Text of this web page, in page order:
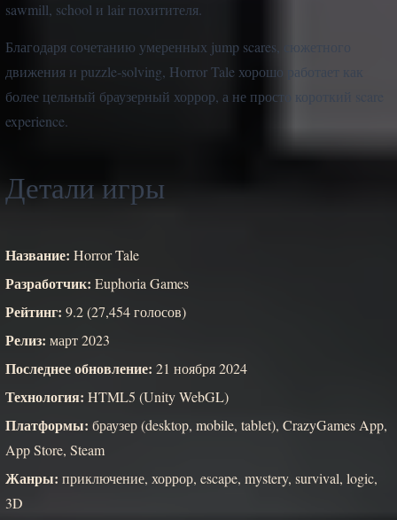
sawmill, school и lair похитителя.
Благодаря сочетанию умеренных jump scares, сюжетного
движения и puzzle-solving, Horror Tale хорошо работает как
более цельный браузерный хоррор, а не просто короткий scare
experience.
Детали игры
Название: Horror Tale
Разработчик: Euphoria Games
Рейтинг: 9.2 (27,454 голосов)
Релиз: март 2023
Последнее обновление: 21 ноября 2024
Технология: HTML5 (Unity WebGL)
Платформы: браузер (desktop, mobile, tablet), CrazyGames App,
App Store, Steam
Жанры: приключение, хоррор, escape, mystery, survival, logic,
3D